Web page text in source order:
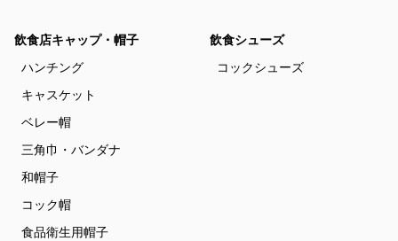
飲食店キャップ・帽子
ハンチング
キャスケット
ベレー帽
三角巾・バンダナ
和帽子
コック帽
食品衛生用帽子
飲食シューズ
コックシューズ